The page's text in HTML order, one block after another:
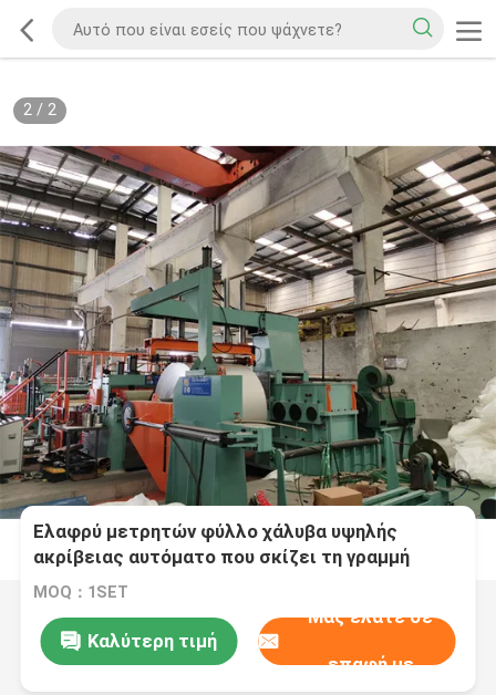
2/ 2
Ελαφρύ μετρητών φύλλο χάλυβα υψηλής
ακρίβειας αυτόματο που σκίζει τη γραμμή
MOQ：1SET
Καλύτερη τιμή
Μας ελάτε σε
επαφή με